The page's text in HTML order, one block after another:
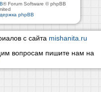
® Forum Software © phpBB
phpBB
с сайта mishanita.ru
вопросам пишите нам на